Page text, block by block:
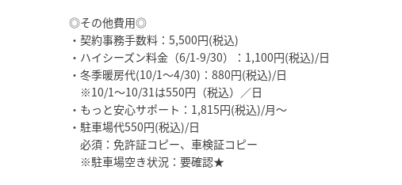
◎その他費用◎
・契約事務手数料：5,500円(税込)
・ハイシーズン料金（6/1-9/30）：1,100円(税込)/日
・冬季暖房代(10/1～4/30)：880円(税込)/日
※10/1～10/31は550円（税込）／日
・もっと安心サポート：1,815円(税込)/月～
・駐車場代550円(税込)/日
必須：免許証コピー、車検証コピー
※駐車場空き状況：要確認★